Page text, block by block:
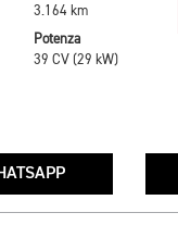
3.164 km
Potenza
39 CV (29 kW)